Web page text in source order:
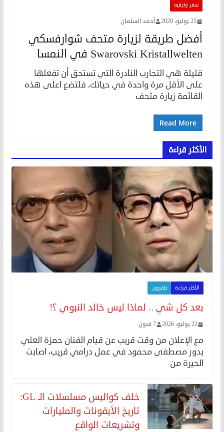
سفر وترفيه
25 يوليو، 2020 أحمد السلمان
أفضل طريقة لزيارة متحف شوارفسكي
Swarovski Kristallwelten في النمسا
قليلة هي التجارب النادرة التي تستحق أن تفعلها
على الأقل مرة واحدة في حياتك، فلتضع اعلى هذه
القائمة زيارة متحف
Read More
الأكثر قراءة
الأكثر قراءة تلفزيون
بعد كل شي .. لماذا ليس خالد النبوي ؟!
22 يوليو، 2026 7 فنون
مع الإعلان من وقت قريب عن قيام الفنان حمزة العلي
بدور مصطفى محمود في عمل درامي قريب، اصابت
الحيرة من
خلف كواليس مسلسلات الـ GL:
تاريخ الأيقونات والمليارات
وتشريعات الواقع